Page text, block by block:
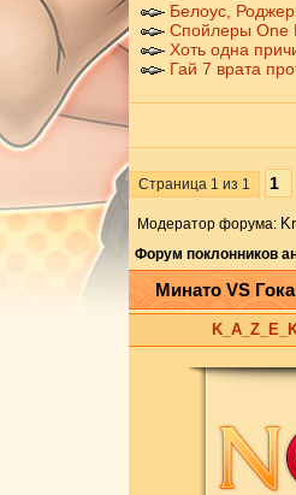
Белоус,
Спойлеры One
Хоть одна
Гай 7 врата
Страница 1 из 1 1
Модератор форума:
Форум поклонников
Минато VS